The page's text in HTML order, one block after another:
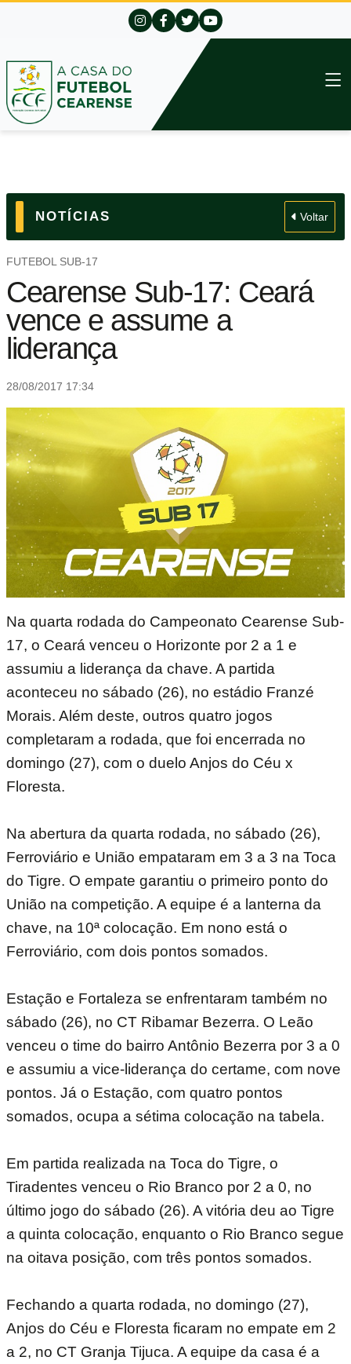
NOTÍCIAS Voltar
FUTEBOL SUB-17
Cearense Sub-17: Ceará
vence e assume a
liderança
28/08/2017 17:34
Na quarta rodada do Campeonato Cearense Sub-
17, o Ceará venceu o Horizonte por 2 a 1 e
assumiu a liderança da chave. A partida
aconteceu no sábado (26), no estádio Franzé
Morais. Além deste, outros quatro jogos
completaram a rodada, que foi encerrada no
domingo (27), com o duelo Anjos do Céu x
Floresta.
Na abertura da quarta rodada, no sábado (26),
Ferroviário e União empataram em 3 a 3 na Toca
do Tigre. O empate garantiu o primeiro ponto do
União na competição. A equipe é a lanterna da
chave, na 10ª colocação. Em nono está o
Ferroviário, com dois pontos somados.
Estação e Fortaleza se enfrentaram também no
sábado (26), no CT Ribamar Bezerra. O Leão
venceu o time do bairro Antônio Bezerra por 3 a 0
e assumiu a vice-liderança do certame, com nove
pontos. Já o Estação, com quatro pontos
somados, ocupa a sétima colocação na tabela.
Em partida realizada na Toca do Tigre, o
Tiradentes venceu o Rio Branco por 2 a 0, no
último jogo do sábado (26). A vitória deu ao Tigre
a quinta colocação, enquanto o Rio Branco segue
na oitava posição, com três pontos somados.
Fechando a quarta rodada, no domingo (27),
Anjos do Céu e Floresta ficaram no empate em 2
a 2, no CT Granja Tijuca. A equipe da casa é a